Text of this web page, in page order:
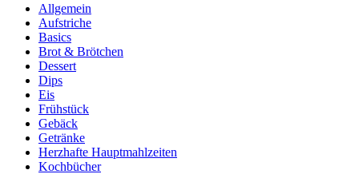
Allgemein
Aufstriche
Basics
Brot & Brötchen
Dessert
Dips
Eis
Frühstück
Gebäck
Getränke
Herzhafte Hauptmahlzeiten
Kochbücher